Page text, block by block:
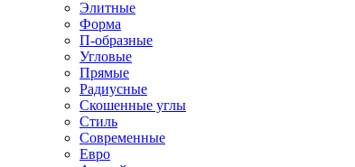
Элитные
Форма
П-образные
Угловые
Прямые
Радиусные
Скошенные углы
Стиль
Современные
Евро